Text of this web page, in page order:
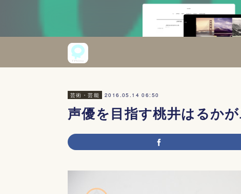
芸術・芸能 2016.05.14 06:50
声優を目指す桃井はるか